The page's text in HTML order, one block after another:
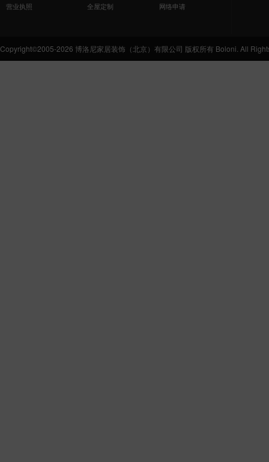
营业执照
全屋定制
网络申请
Copyright©2005-2026 博洛尼家居装饰（北京）有限公司 版权所有 Boloni. All